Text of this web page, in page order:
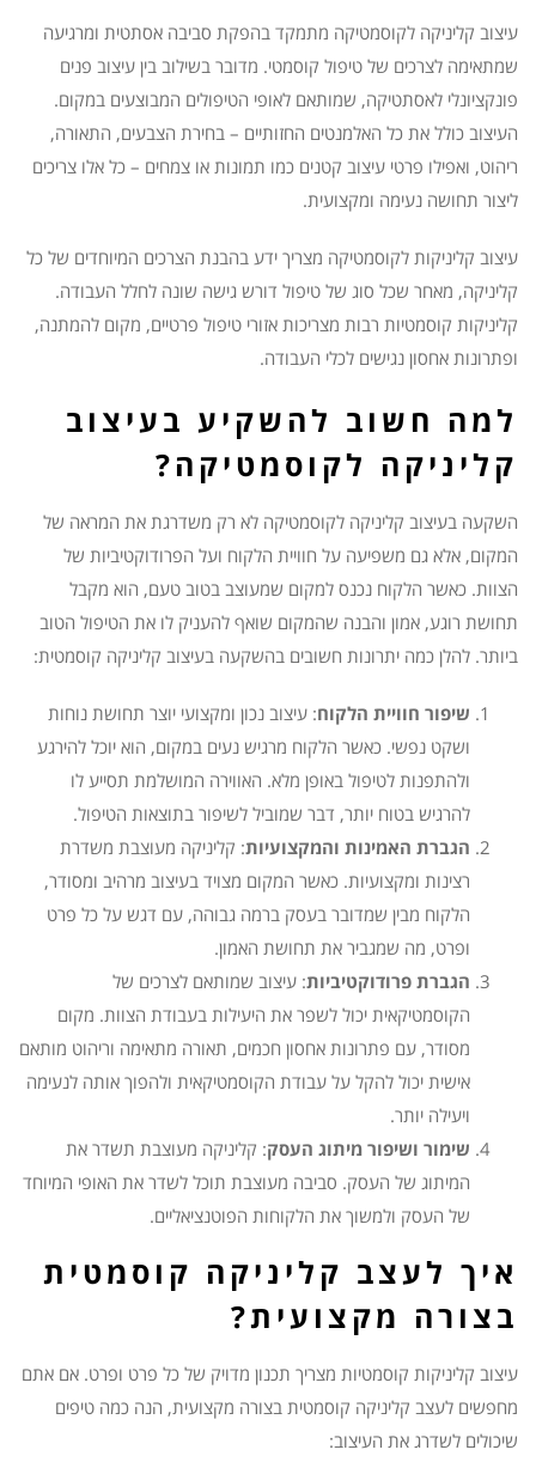
עיצוב קליניקה לקוסמטיקה מתמקד בהפקת סביבה אסתטית ומרגיעה
שמתאימה לצרכים של טיפול קוסמטי. מדובר בשילוב בין עיצוב פנים
פונקציונלי לאסתטיקה, שמותאם לאופי הטיפולים המבוצעים במקום.
העיצוב כולל את כל האלמנטים החזותיים – בחירת הצבעים, התאורה,
ריהוט, ואפילו פרטי עיצוב קטנים כמו תמונות או צמחים – כל אלו צריכים
ליצור תחושה נעימה ומקצועית.
עיצוב קליניקות לקוסמטיקה מצריך ידע בהבנת הצרכים המיוחדים של כל
קליניקה, מאחר שכל סוג של טיפול דורש גישה שונה לחלל העבודה.
קליניקות קוסמטיות רבות מצריכות אזורי טיפול פרטיים, מקום להמתנה,
ופתרונות אחסון נגישים לכלי העבודה.
למה חשוב להשקיע בעיצוב
קליניקה לקוסמטיקה?
השקעה בעיצוב קליניקה לקוסמטיקה לא רק משדרגת את המראה של
המקום, אלא גם משפיעה על חוויית הלקוח ועל הפרודוקטיביות של
הצוות. כאשר הלקוח נכנס למקום שמעוצב בטוב טעם, הוא מקבל
תחושת רוגע, אמון והבנה שהמקום שואף להעניק לו את הטיפול הטוב
ביותר. להלן כמה יתרונות חשובים בהשקעה בעיצוב קליניקה קוסמטית:
שיפור חוויית הלקוח: עיצוב נכון ומקצועי יוצר תחושת נוחות
ושקט נפשי. כאשר הלקוח מרגיש נעים במקום, הוא יוכל להירגע
ולהתפנות לטיפול באופן מלא. האווירה המושלמת תסייע לו
להרגיש בטוח יותר, דבר שמוביל לשיפור בתוצאות הטיפול.
הגברת האמינות והמקצועיות: קליניקה מעוצבת משדרת
רצינות ומקצועיות. כאשר המקום מצויד בעיצוב מרהיב ומסודר,
הלקוח מבין שמדובר בעסק ברמה גבוהה, עם דגש על כל פרט
ופרט, מה שמגביר את תחושת האמון.
הגברת פרודוקטיביות: עיצוב שמותאם לצרכים של
הקוסמטיקאית יכול לשפר את היעילות בעבודת הצוות. מקום
מסודר, עם פתרונות אחסון חכמים, תאורה מתאימה וריהוט מותאם
אישית יכול להקל על עבודת הקוסמטיקאית ולהפוך אותה לנעימה
ויעילה יותר.
שימור ושיפור מיתוג העסק: קליניקה מעוצבת תשדר את
המיתוג של העסק. סביבה מעוצבת תוכל לשדר את האופי המיוחד
של העסק ולמשוך את הלקוחות הפוטנציאליים.
איך לעצב קליניקה קוסמטית
בצורה מקצועית?
עיצוב קליניקות קוסמטיות מצריך תכנון מדויק של כל פרט ופרט. אם אתם
מחפשים לעצב קליניקה קוסמטית בצורה מקצועית, הנה כמה טיפים
שיכולים לשדרג את העיצוב: